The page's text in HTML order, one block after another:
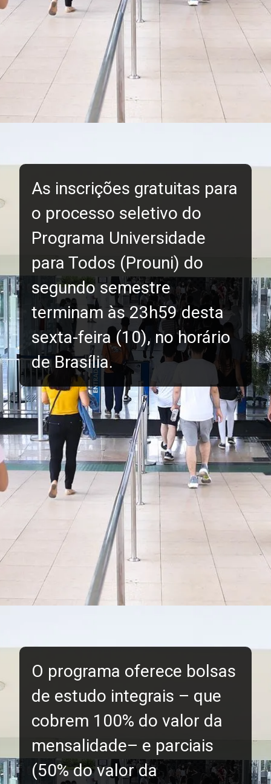
As inscrições gratuitas para
o processo seletivo do
Programa Universidade
para Todos (Prouni) do
segundo semestre
terminam às 23h59 desta
sexta-feira (10), no horário
de Brasília.
O programa oferece bolsas
de estudo integrais – que
cobrem 100% do valor da
mensalidade– e parciais
(50% do valor da